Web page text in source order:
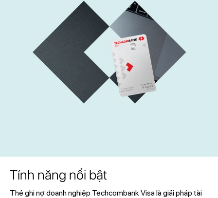
Tính năng nổi bật
Thẻ ghi nợ doanh nghiệp Techcombank Visa là giải pháp tài